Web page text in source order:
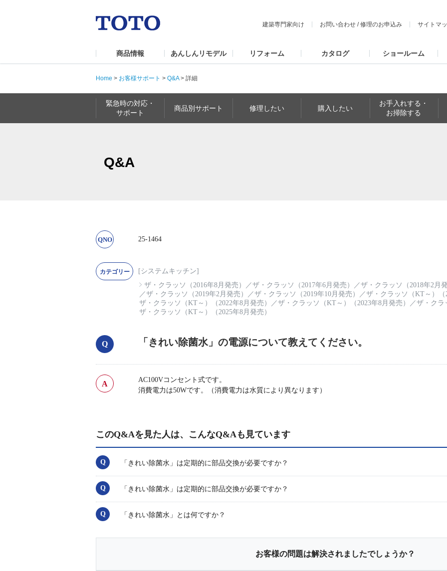
建築専門家向け お問い合わせ /修理のお申込み サイトマ
商品情報 あんしんリモデル リフォーム カタログ ショールーム
Home > お客様サポート > Q&A> 詳細
緊急時の対応・
サポート
商品別サポート 修理したい 購入したい
お手入れする・
お掃除する
Q&A
25-1464
[システムキッチン]
ザ・クラッソ（2016年8月発売）
／ザ・クラッソ（2017年6月発売） ／ザ・クラッソ（2018年2月
／ザ・クラッソ（2019年2月発売） ／ザ・クラッソ（2019年10月発売） ／ザ・クラッソ（KT～）（
ザ・クラッソ（KT～）（2022年8月発売）
／ザ・クラッソ（KT～）（2023年8月発売） ／ザ・クラ
ザ・クラッソ（KT～）（2025年8月発売）
「きれい除菌水」の電源について教えてください。
AC100Vコンセント式です。
消費電力は50Wです。（消費電力は水質により異なります）
このQ&Aを見た人は、こんなQ&Aも見ています
「きれい除菌水」は定期的に部品交換が必要ですか？
「きれい除菌水」は定期的に部品交換が必要ですか？
「きれい除菌水」とは何ですか？
お客様の問題は解決されましたでしょうか？